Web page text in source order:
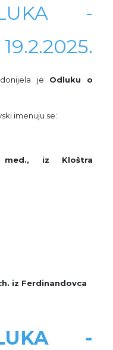
-
donijela je Odluku o
imenuju se:
iz Kloštra
iz Ferdinandovca
-